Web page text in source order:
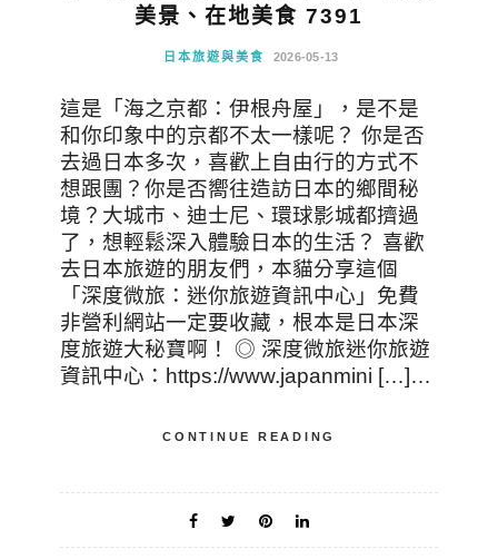
美景、在地美食 7391
日本旅遊與美食 2026-05-13
這是「海之京都：伊根舟屋」，是不是
和你印象中的京都不太一樣呢？ 你是否
去過日本多次，喜歡上自由行的方式不
想跟團？你是否嚮往造訪日本的鄉間秘
境？大城市、迪士尼、環球影城都擠過
了，想輕鬆深入體驗日本的生活？ 喜歡
去日本旅遊的朋友們，本貓分享這個
「深度微旅：迷你旅遊資訊中心」免費
非營利網站一定要收藏，根本是日本深
度旅遊大秘寶啊！ ◎ 深度微旅迷你旅遊
資訊中心：https://www.japanmini […]…
CONTINUE READING